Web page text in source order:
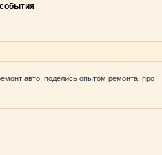
авто, поделись опытом ремонта, про